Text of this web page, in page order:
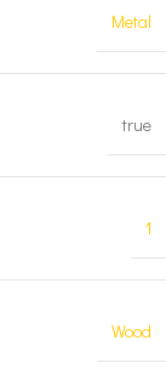
Metal
true
1
Wood